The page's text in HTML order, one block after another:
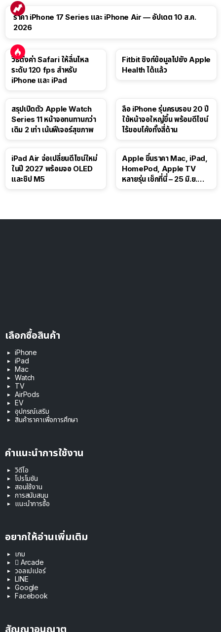
ราคา iPhone 17 Series และ iPhone Air — อัปเดต 10 ส.ค.
2026
วิธีตั้งค่า Safari ให้ลื่นไหล
ระดับ 120 fps สำหรับ
iPhone และ iPad
Fitbit ซิงก์ข้อมูลไปยัง Apple
Health ได้แล้ว
สรุปเปิดตัว Apple Watch
Series 11 หน้าจอทนทานกว่า
เดิม 2 เท่า เน้นฟีเจอร์สุขภาพ
ลือ iPhone รุ่นครบรอบ 20 ปี
ใช้หน้าจอใหญ่ขึ้น พร้อมดีไซน์
ไร้ขอบโค้งทั้งสี่ด้าน
iPad Air จ่อเปลี่ยนดีไซน์ใหม่
ในปี 2027 พร้อมจอ OLED
และชิป M5
Apple ขึ้นราคา Mac, iPad,
HomePod, Apple TV
หลายรุ่น เช็กที่นี่ – 25 มิ.ย.
เลือกซื้อสินค้า
iPhone
iPad
Mac
Watch
TV
AirPods
EV
อุปกรณ์เสริม
สินค้าราคาเพื่อการศึกษา
คำแนะนำการใช้งาน
วิดีโอ
โปรโมชัน
สอนใช้งาน
การสนับสนุน
แนะนำการซื้อ
อยากให้อ่านเพิ่มเติม
เกม
 Arcade
วอลเปเปอร์
LINE
Google
Facebook
สัญญาอนุญาต